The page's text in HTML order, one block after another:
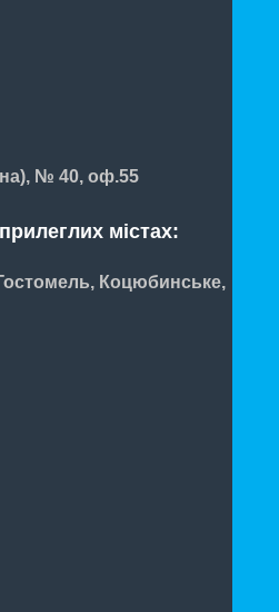
№ 40, оф.55
містах:
Коцюбинське,